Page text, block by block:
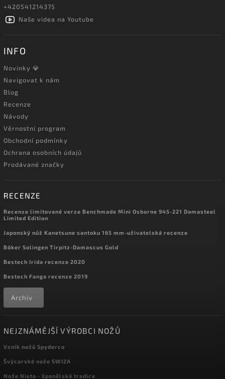
+420541214375
Naše videa na Youtube
INFO
Novinky 💎
Navigovat k nám
Blog
Recenze
Návody
Věrnostní program
Obchodní podmínky
Ochrana osobních údajů
Prodávané značky
RECENZE
Recenze limitované verze Benchmade Mini Osborne 945-221 Damasteel
Limited Edition
Japonský nůž Kanetsune santoku 165 mm-uživatelská recenze
Böker Solingen Tirpitz-Damascus Gold
Bestech Irida recenze 2020
Bestech Fanga recenze 2019
Archiv
NEJZNÁMĚJŠÍ VÝROBCI NOŽŮ
Vznik nožů Spyderco
Švýcarské nože SWIZA
Nože Nieto - španělská tradice